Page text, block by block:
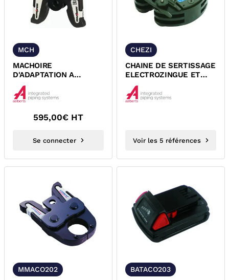
MCH
MACHOIRE
D'ADAPTATION A
CHAINE POUR PINCE A
SERTIR NOVOPRESS
ACO 202...
595,00€ HT
Se connecter
CHEZI
CHAINE DE SERTISSAGE
ELECTROZINGUE ET
INOX ACO 202, 203,
203XL et...
Voir les 5 références
MMACO202 BATACO203